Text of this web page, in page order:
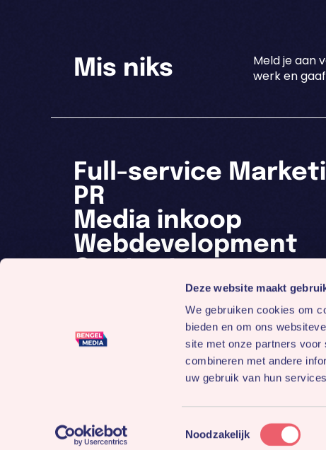
Deze website maakt
We gebruiken cookies om
bieden en om ons
site met onze partners voor
combineren met andere
uw gebruik van hun
Toestemmingsselectie
Noodzakelijk
Mis niks
Meld je aan
werk en
Full-service
PR
Media inkoop
Webdevelopment